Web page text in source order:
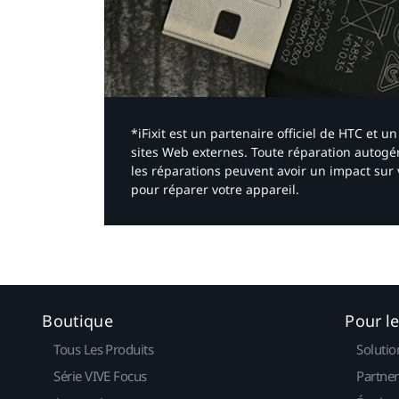
*iFixit est un partenaire officiel de HTC et
sites Web externes. Toute réparation
les réparations peuvent avoir un impact
pour réparer votre appareil.​
Boutique
Tous Les Produits
Série VIVE Focus
Pour